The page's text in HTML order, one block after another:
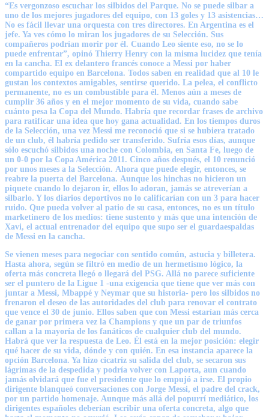
“Es vergonzoso escuchar los silbidos del Parque. No se puede silbar a
uno de los mejores jugadores del equipo, con 13 goles y 13 asistencias…
No es fácil llevar una orquesta con tres directores. En Argentina es el
jefe. Ya ves cómo lo miran los jugadores de su Selección. Sus
compañeros podrían morir por él. Cuando Leo siente eso, no se lo
puede enfrentar”, opinó Thierry Henry con la misma lucidez que tenía
en la cancha. El ex delantero francés conoce a Messi por haber
compartido equipo en Barcelona. Todos saben en realidad que al 10 le
gustan los contextos amigables, sentirse querido. La pelea, el conflicto
permanente, no es un combustible para él. Menos aún a meses de
cumplir 36 años y en el mejor momento de su vida, cuando sabe
cuánto pesa la Copa del Mundo. Habría que recordar frases de archivo
para ratificar una idea que hoy gana actualidad. En los tiempos duros
de la Selección, una vez Messi me reconoció que si se hubiera tratado
de un club, él habría pedido ser transferido. Sufría esos días, aunque
sólo escuchó silbidos una noche con Colombia, en Santa Fe, luego de
un 0-0 por la Copa América 2011. Cinco años después, el 10 renunció
por unos meses a la Selección. Ahora que puede elegir, entonces, se
reabre la puerta del Barcelona. Aunque los hinchas no hicieron un
piquete cuando lo dejaron ir, ellos lo adoran, jamás se atreverían a
silbarlo. Y los diarios deportivos no lo calificarían con un 3 para hacer
ruido. Que pueda volver al patio de su casa, entonces, no es un título
marketinero de los medios: tiene sustento y más que una intención de
Xavi, el actual entrenador del equipo que supo ser el guardaespaldas
de Messi en la cancha.
Se vienen meses para negociar con sentido común, astucia y billetera.
Hasta ahora, según se filtró en medio de un hermetismo lógico, la
oferta más concreta llegó o llegará del PSG. Allá no parece suficiente
ser el puntero de la Ligue 1 -una exigencia que tiene que ver más con
juntar a Messi, Mbappé y Neymar que su historia- pero los silbidos no
frenaron el deseo de las autoridades del club para renovar el contrato
que vence el 30 de junio. Ellos saben que con Messi estarían más cerca
de ganar por primera vez la Champions y que un par de triunfos
callan a la mayoría de los fanáticos de cualquier club del mundo.
Habrá que ver la respuesta de Leo. Él está en la mejor posición: elegir
qué hacer de su vida, dónde y con quién. En esa instancia aparece la
opción Barcelona. Ya hizo cicatriz su salida del club, se secaron sus
lágrimas de la despedida y podría volver con Laporta, aun cuando
jamás olvidará que fue el presidente que lo empujó a irse. El propio
dirigente blanqueó conversaciones con Jorge Messi, el padre del crack,
por un partido homenaje. Aunque más allá del popurrí mediático, los
dirigentes españoles deberían escribir una oferta concreta, algo que